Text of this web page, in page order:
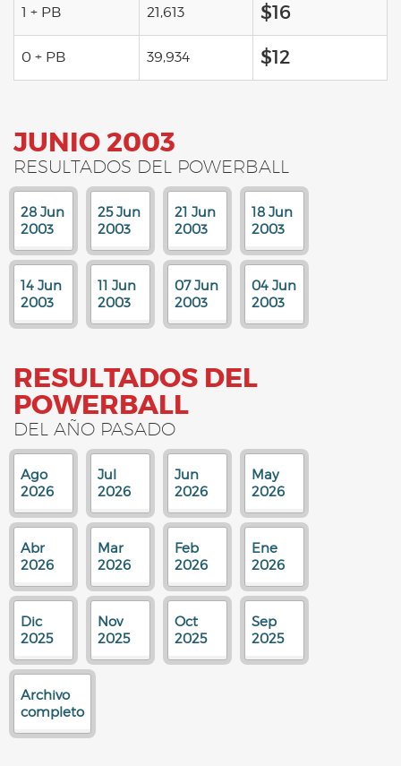
1 + PB 21,613 $16
0 + PB 39,934 $12
JUNIO 2003
RESULTADOS DEL POWERBALL
28 Jun
2003
25 Jun
2003
21 Jun
2003
18 Jun
2003
14 Jun
2003
11 Jun
2003
07 Jun
2003
04 Jun
2003
RESULTADOS DEL
POWERBALL
DEL AÑO PASADO
Ago
2026
Jul
2026
Jun
2026
May
2026
Abr
2026
Mar
2026
Feb
2026
Ene
2026
Dic
2025
Nov
2025
Oct
2025
Sep
2025
Archivo
completo